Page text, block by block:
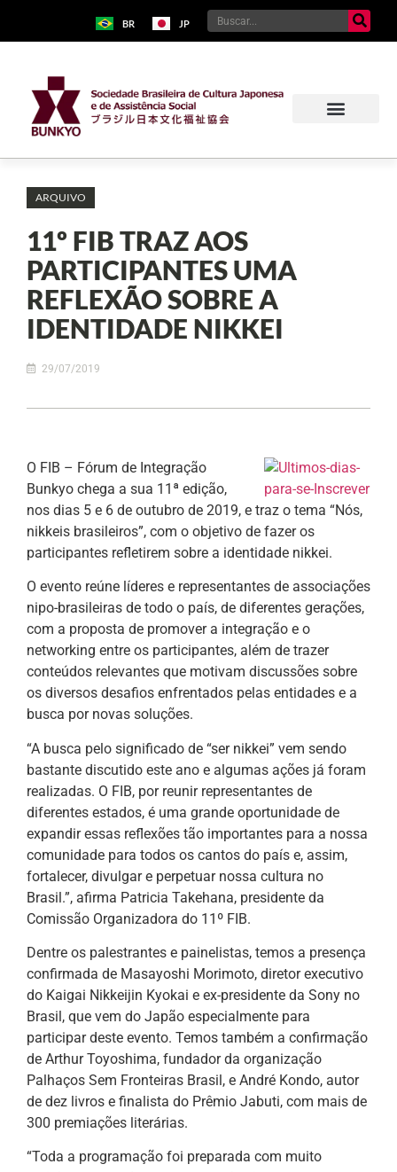
BR JP
ARQUIVO
11º FIB TRAZ AOS
PARTICIPANTES UMA
REFLEXÃO SOBRE A
IDENTIDADE NIKKEI
29/07/2019
O FIB – Fórum de Integração
Bunkyo chega a sua 11ª edição,
nos dias 5 e 6 de outubro de 2019, e traz o tema “Nós,
nikkeis brasileiros”, com o objetivo de fazer os
participantes refletirem sobre a identidade nikkei.
O evento reúne líderes e representantes de associações
nipo-brasileiras de todo o país, de diferentes gerações,
com a proposta de promover a integração e o
networking entre os participantes, além de trazer
conteúdos relevantes que motivam discussões sobre
os diversos desafios enfrentados pelas entidades e a
busca por novas soluções.
“A busca pelo significado de “ser nikkei” vem sendo
bastante discutido este ano e algumas ações já foram
realizadas. O FIB, por reunir representantes de
diferentes estados, é uma grande oportunidade de
expandir essas reflexões tão importantes para a nossa
comunidade para todos os cantos do país e, assim,
fortalecer, divulgar e perpetuar nossa cultura no
Brasil.”, afirma Patricia Takehana, presidente da
Comissão Organizadora do 11º FIB.
Dentre os palestrantes e painelistas, temos a presença
confirmada de Masayoshi Morimoto, diretor executivo
do Kaigai Nikkeijin Kyokai e ex-presidente da Sony no
Brasil, que vem do Japão especialmente para
participar deste evento. Temos também a confirmação
de Arthur Toyoshima, fundador da organização
Palhaços Sem Fronteiras Brasil, e André Kondo, autor
de dez livros e finalista do Prêmio Jabuti, com mais de
300 premiações literárias.
“Toda a programação foi preparada com muito